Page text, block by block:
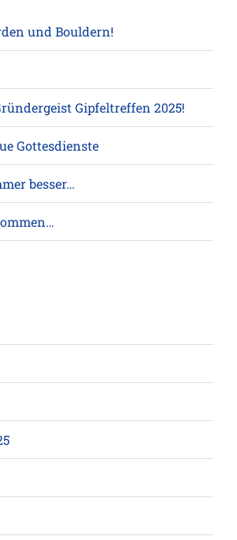
und Bouldern!
Gipfeltreffen 2025!
Gottesdienste
besser…